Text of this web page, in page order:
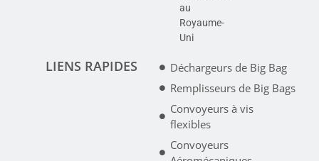
au
Royaume-
Uni
LIENS RAPIDES
Déchargeurs de Big Bag
Remplisseurs de Big Bags
Convoyeurs à vis
flexibles
Convoyeurs